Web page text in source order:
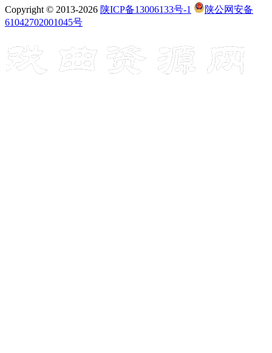
Copyright © 2013-2026 陕ICP备13006133号-1
陕公网安备
61042702001045号